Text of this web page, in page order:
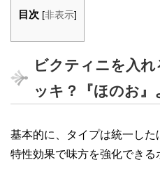
目次 [非表示]
ビクティニを入
ッキ？『ほのお』
基本的に、タイプは統一した
特性効果で味方を強化できる